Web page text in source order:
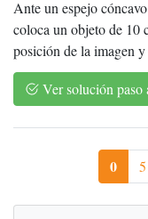
Ante un espejo
coloca un objeto de 10
posición de la imagen y
Ver solución paso
0 5